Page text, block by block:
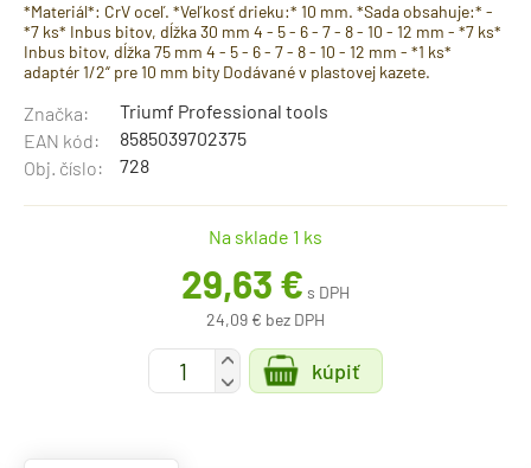
*Materiál*: CrV oceľ. *Veľkosť drieku:* 10 mm. *Sada obsahuje:* -
*7 ks* Inbus bitov, dĺžka 30 mm 4 - 5 - 6 - 7 - 8 - 10 - 12 mm - *7 ks*
Inbus bitov, dĺžka 75 mm 4 - 5 - 6 - 7 - 8 - 10 - 12 mm - *1 ks*
adaptér 1/2“ pre 10 mm bity Dodávané v plastovej kazete.
Značka:
Triumf Professional tools
EAN kód:
8585039702375
Obj. číslo:
728
Na sklade 1 ks
29,63 € s DPH
24,09 € bez DPH
+
-
kúpiť